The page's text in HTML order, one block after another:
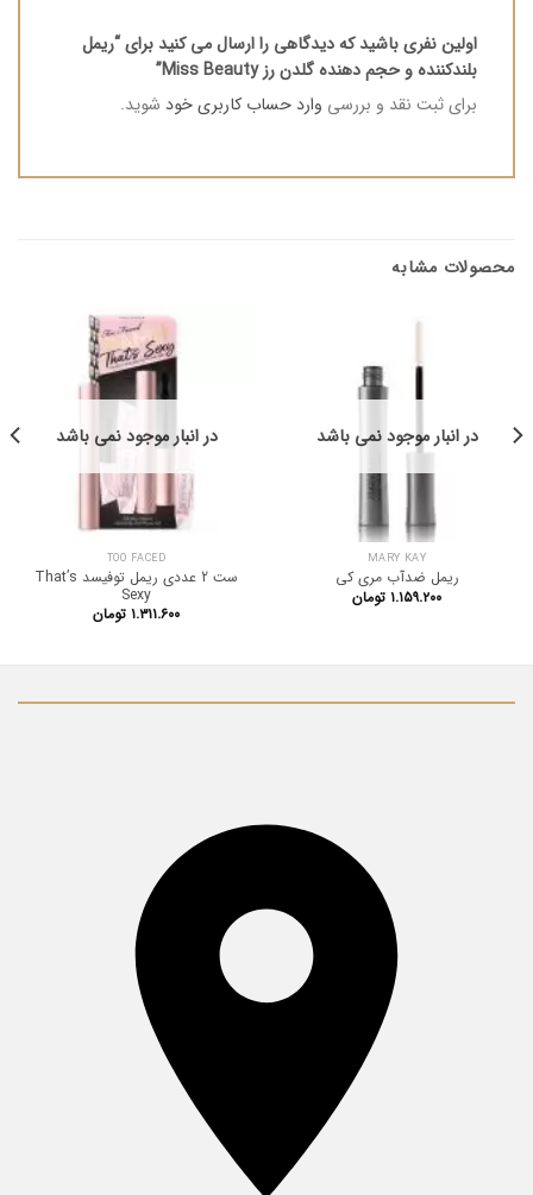
اولین نفری باشید که دیدگاهی را ارسال می کنید برای “ریمل
بلندکننده و حجم دهنده گلدن رز Miss Beauty”
برای ثبت نقد و بررسی وارد حساب کاربری خود شوید.
محصولات مشابه
در انبار موجود نمی باشد
MARY KAY
ریمل ضدآب مری کی
۱.۱۵۹.۲۰۰ تومان
در انبار موجود نمی باشد
TOO FACED
ست 2 عددی ریمل توفیسد That’s
Sexy
۱.۳۱۱.۶۰۰ تومان